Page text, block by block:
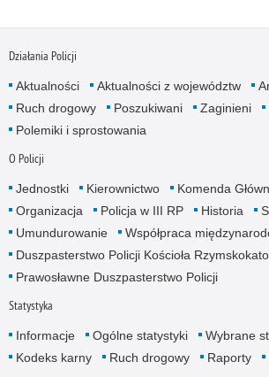
Działania Policji
Aktualności Aktualności z województw
Ruch drogowy
Poszukiwani Zaginieni
Polemiki i sprostowania
O Policji
Jednostki Kierownictwo
Komenda
Organizacja
Policja w III RP Historia
Umundurowanie
Współpraca
Duszpasterstwo Policji Kościoła
Prawosławne Duszpasterstwo Policji
Statystyka
Informacje Ogólne statystyki
Wybrane
Kodeks karny
Ruch drogowy Raporty